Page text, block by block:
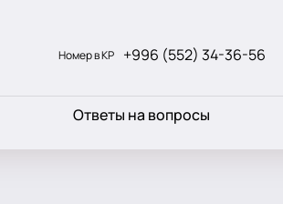
Номер в КР +996 (552) 34-36-56
Ответы на вопросы